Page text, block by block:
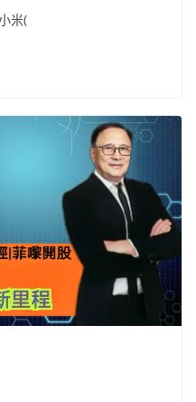
米(